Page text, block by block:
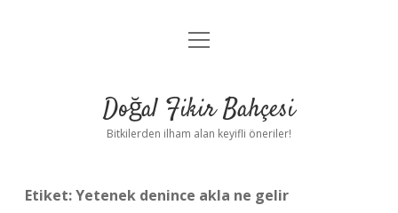
Anasayfa
Yasal Uyarı
menüyü
Doğal Fikir Bahçesi
Bitkilerden ilham alan keyifli öneriler!
Etiket:Yetenek denince akla ne gelir